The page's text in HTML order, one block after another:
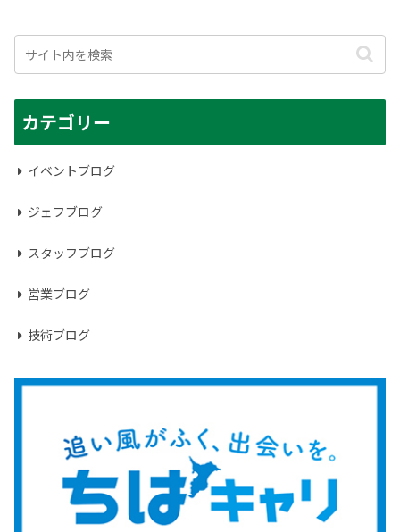
カテゴリー
イベントブログ
ジェフブログ
スタッフブログ
営業ブログ
技術ブログ